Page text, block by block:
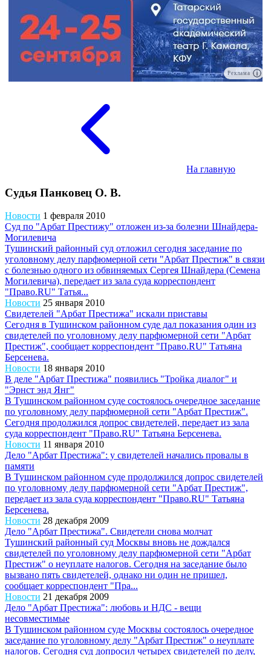
Реклама
На главную
Судья Панковец О. В.
Новости 1 февраля 2010
Суд по "Арбат Престижу" отложен из-за болезни Шнайдера-
Могилевича
Тушинский районный суд отложил сегодня заседание по
уголовному делу парфюмерной сети "Арбат Престиж" в связи
с болезнью одного из обвиняемых Сергея Шнайдера (Семена
Могилевича), передает из зала суда корреспондент
"Право.RU" Татья...
Новости 25 января 2010
Свидетелей "Арбат Престижа" искали приставы
Сегодня в Тушинском районном суде дал показания один из
свидетелей по уголовному делу парфюмерной сети "Арбат
Престиж", сообщает корреспондент "Право.RU" Татьяна
Берсенева.
Новости 18 января 2010
В деле "Арбат Престижа" появились "Тройка диалог" и
"Эрнст энд Янг"
В Тушинском районном суде состоялось очередное заседание
по уголовному делу парфюмерной сети "Арбат Престиж".
Сегодня продолжился допрос свидетелей, передает из зала
суда корреспондент "Право.RU" Татьяна Берсенева.
Новости 11 января 2010
Дело "Арбат Престижа": у свидетелей начались провалы в
памяти
В Тушинском районном суде продолжился допрос свидетелей
по уголовному делу парфюмерной сети "Арбат Престиж",
передает из зала суда корреспондент "Право.RU" Татьяна
Берсенева.
Новости 28 декабря 2009
Дело "Арбат Престижа". Свидетели снова молчат
Тушинский районный суд Москвы вновь не дождался
свидетелей по уголовному делу парфюмерной сети "Арбат
Престиж" о неуплате налогов. Сегодня на заседание было
вызвано пять свидетелей, однако ни один не пришел,
сообщает корреспондент "Пра...
Новости 21 декабря 2009
Дело "Арбат Престижа": любовь и НДС - вещи
несовместимые
В Тушинском районном суде Москвы состоялось очередное
заседание по уголовному делу "Арбат Престиж" о неуплате
налогов. Сегодня суд допросил четырех свидетелей по делу,